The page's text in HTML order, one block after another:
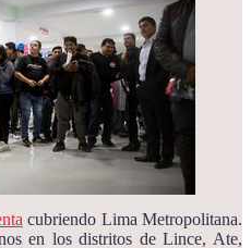
cubriendo Lima Metropolitana.
en los distritos de Lince, Ate,